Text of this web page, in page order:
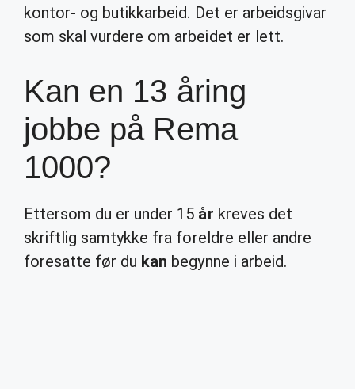
kontor- og butikkarbeid. Det er arbeidsgivar
som skal vurdere om arbeidet er lett.
Kan en 13 åring
jobbe på Rema
1000?
Ettersom du er under 15 år kreves det
skriftlig samtykke fra foreldre eller andre
foresatte før du kan begynne i arbeid.